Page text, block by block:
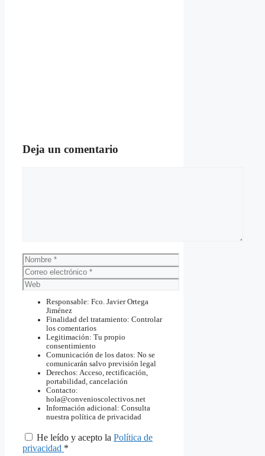
Deja un comentario
Nombre
Correo
electrónico
Web
Responsable: Fco. Javier Ortega
Jiménez
Finalidad del tratamiento: Controlar
los comentarios
Legitimación: Tu propio
consentimiento
Comunicación de los datos: No se
comunicarán salvo previsión legal
Derechos: Acceso, rectificación,
portabilidad, cancelación
Contacto:
hola@convenioscolectivos.net
Información adicional: Consulta
nuestra política de privacidad
He leído y acepto la Política de
privacidad *